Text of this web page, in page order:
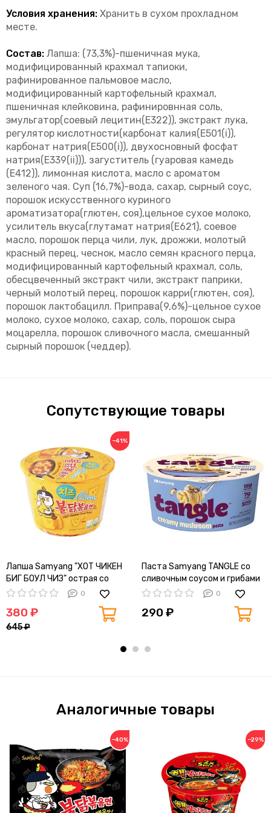
Условия хранения: Хранить в сухом прохладном
месте.
Состав: Лапша: (73,3%)-пшеничная мука,
модифицированный крахмал тапиоки,
рафинированное пальмовое масло,
модифицированный картофельный крахмал,
пшеничная клейковина, рафинировнная соль,
эмульгатор(соевый лецитин(Е322)), экстракт лука,
регулятор кислотности(карбонат калия(Е501(i)),
карбонат натрия(Е500(i)), двухосновный фосфат
натрия(Е339(ii))), загуститель (гуаровая камедь
(Е412)), лимонная кислота, масло с ароматом
зеленого чая. Суп (16,7%)-вода, сахар, сырный соус,
порошок искусственного куриного
ароматизатора(глютен, соя),цельное сухое молоко,
усилитель вкуса(глутамат натрия(Е621), соевое
масло, порошок перца чили, лук, дрожжи, молотый
красный перец, чеснок, масло семян красного перца,
модифицированный картофельный крахмал, соль,
обесцвеченный экстракт чили, экстракт паприки,
черный молотый перец, порошок карри(глютен, соя),
порошок лактобацилл. Приправа(9,6%)-цельное сухое
молоко, сухое молоко, сахар, соль, порошок сыра
моцарелла, порошок сливочного масла, смешанный
сырный порошок (чеддер).
Сопутствующие товары
−41%
Лапша Samyang "ХОТ ЧИКЕН
БИГ БОУЛ ЧИЗ" острая со
вкусом курицы и сыра 105 гр
0
380 ₽
645 ₽
Паста Samyang TANGLE со
сливочным соусом и грибами
105г (Корея)
0
290 ₽
Аналогичные товары
−40% −29%